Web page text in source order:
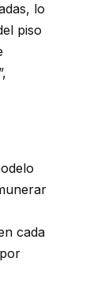
lo
piso
cada